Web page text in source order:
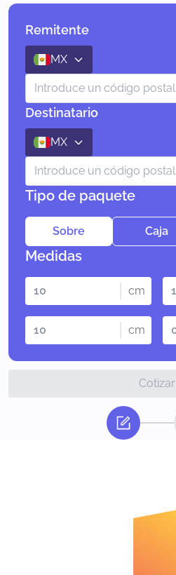
Remitente
MX
Destinatario
MX
Tipo de paquete
Sobre Caja
Medidas
cm
cm
Cotizar